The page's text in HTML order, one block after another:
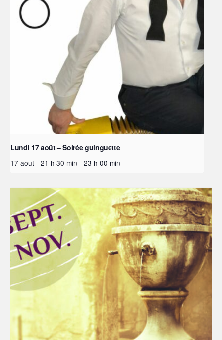
Lundi 17 août – Soirée guinguette
17 août - 21 h 30 min - 23 h 00 min